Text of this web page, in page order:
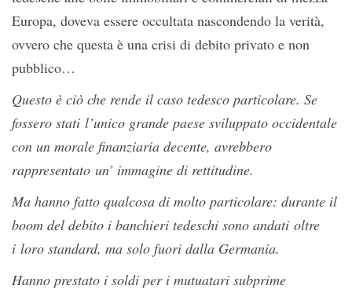
Europa, doveva essere occultata nascondendo la verità,
ovvero che questa è una crisi di debito privato e non
pubblico…
Questo è ciò che rende il caso tedesco particolare. Se
fossero stati l’unico grande paese sviluppato occidentale
con un morale finanziaria decente, avrebbero
rappresentato un’ immagine di rettitudine.
Ma hanno fatto qualcosa di molto particolare: durante il
boom del debito i banchieri tedeschi sono andati oltre
i loro standard, ma solo fuori dalla Germania.
Hanno prestato i soldi per i mutuatari subprime